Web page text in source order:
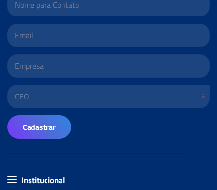
Cadastrar
Institucional